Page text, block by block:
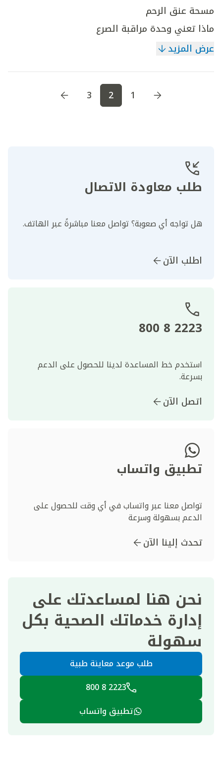
مسحة عنق الرحم
ماذا تعني وحدة مراقبة الصرع
عرض المزيد
اذهب إلى الصفحة اذهب إلى الصفحة2 1
2
3
طلب معاودة الاتصال
هل تواجه أي صعوبة؟ تواصل معنا مباشرةً عبر الهاتف.
اطلب الآن
2223 8 800
استخدم خط المساعدة لدينا للحصول على الدعم
بسرعة.
اتصل الآن
تطبيق واتساب
تواصل معنا عبر واتساب في أي وقت للحصول على
الدعم بسهولة وسرعة
تحدث إلينا الآن
نحن هنا لمساعدتك على
إدارة خدماتك الصحية بكل
سهولة
طلب موعد معاينة طبية
2223 8 800
تطبيق واتساب